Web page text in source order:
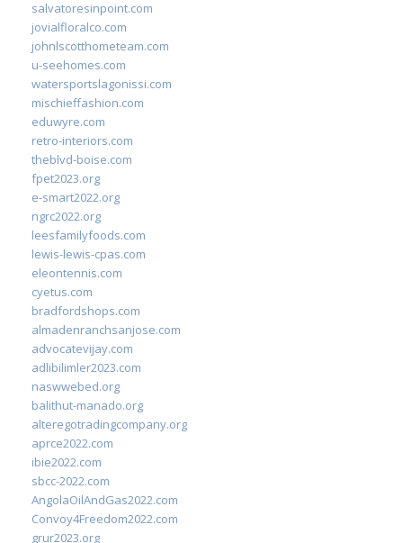
salvatoresinpoint.com
jovialfloralco.com
johnlscotthometeam.com
u-seehomes.com
watersportslagonissi.com
mischieffashion.com
eduwyre.com
retro-interiors.com
theblvd-boise.com
fpet2023.org
e-smart2022.org
ngrc2022.org
leesfamilyfoods.com
lewis-lewis-cpas.com
eleontennis.com
cyetus.com
bradfordshops.com
almadenranchsanjose.com
advocatevijay.com
adlibilimler2023.com
naswwebed.org
balithut-manado.org
alteregotradingcompany.org
aprce2022.com
ibie2022.com
sbcc-2022.com
AngolaOilAndGas2022.com
Convoy4Freedom2022.com
grur2023.org